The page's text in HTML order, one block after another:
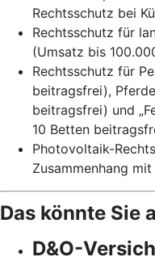
Rechtsschutz bei
Rechtsschutz für
(Umsatz bis
Rechtsschutz für
beitragsfrei),
beitragsfrei) und
10 Betten
Photovoltaik-
Zusammenhang
Das könnte Sie
D&O-